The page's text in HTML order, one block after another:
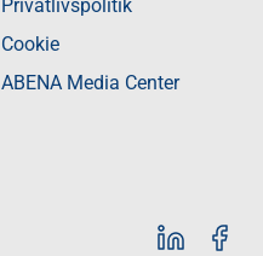
Privatlivspolitik
Cookie
ABENA Media Center
LinkedIn